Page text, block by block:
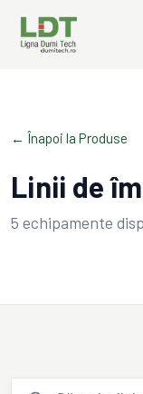
← Înapoi la Produse
Linii de
5 echipamente